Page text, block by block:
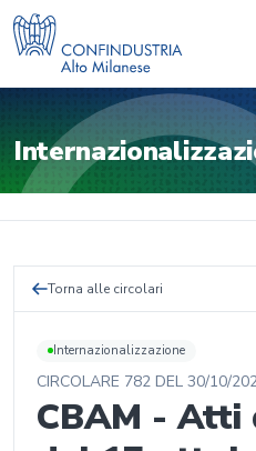
Torna alle circolari
Internazionalizzazione
CIRCOLARE 782 DEL 30/10/
CBAM -